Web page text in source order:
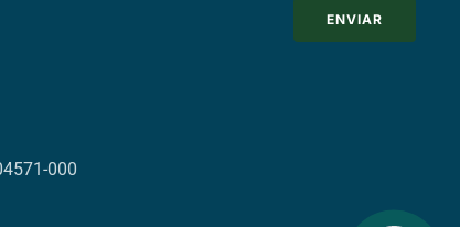
ENVIAR
000